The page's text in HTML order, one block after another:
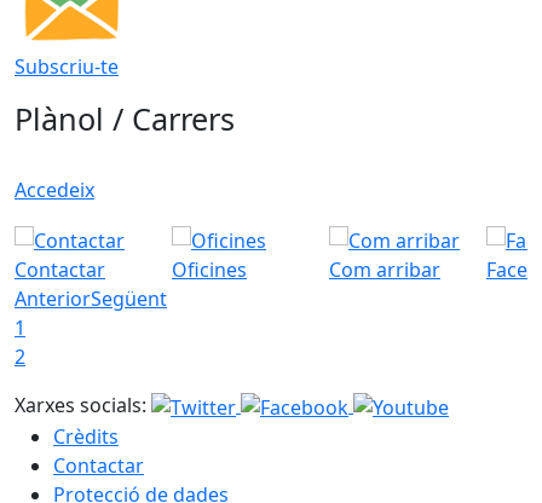
Subscriu-te
Plànol / Carrers
Accedeix
Contactar Oficines Com arribar
AnteriorSegüent
1
2
Xarxes socials:
Crèdits
Contactar
Protecció de dades